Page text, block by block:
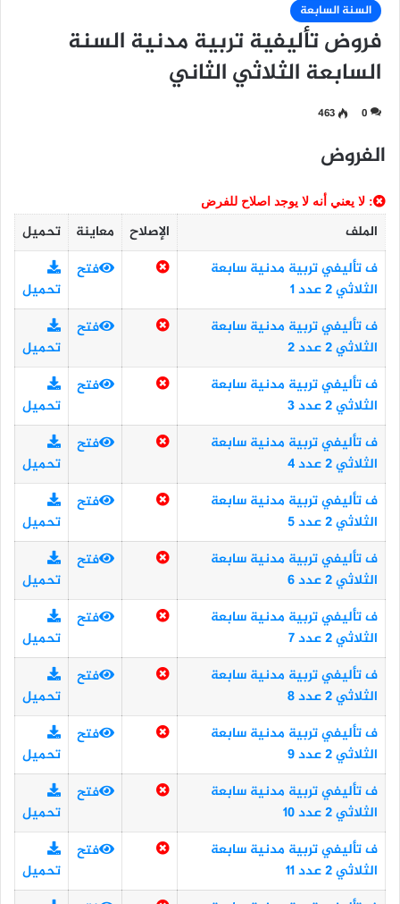
السنة السابعة
فروض تأليفية تربية مدنية السنة
السابعة الثلاثي الثاني
0
463
الفروض
: لا يعني أنه لا يوجد اصلاح للفرض
الملف الإصلاح معاينة
تحميل
ف تأليفي تربية مدنية سابعة
الثلاثي 2 عدد 1
فتح
تحميل
ف تأليفي تربية مدنية سابعة
الثلاثي 2 عدد 2
فتح
تحميل
ف تأليفي تربية مدنية سابعة
الثلاثي 2 عدد 3
فتح
تحميل
ف تأليفي تربية مدنية سابعة
الثلاثي 2 عدد 4
فتح
تحميل
ف تأليفي تربية مدنية سابعة
الثلاثي 2 عدد 5
فتح
تحميل
ف تأليفي تربية مدنية سابعة
الثلاثي 2 عدد 6
فتح
تحميل
ف تأليفي تربية مدنية سابعة
الثلاثي 2 عدد 7
فتح
تحميل
ف تأليفي تربية مدنية سابعة
الثلاثي 2 عدد 8
فتح
تحميل
ف تأليفي تربية مدنية سابعة
الثلاثي 2 عدد 9
فتح
تحميل
ف تأليفي تربية مدنية سابعة
الثلاثي 2 عدد 10
فتح
تحميل
ف تأليفي تربية مدنية سابعة
الثلاثي 2 عدد 11
فتح
تحميل